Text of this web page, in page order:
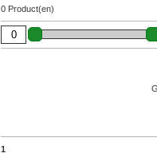
0 Product(en)
1